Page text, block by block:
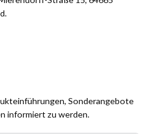
Sonderangebote
informiert zu werden.